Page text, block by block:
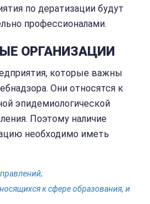
по дератизации будут
профессионалами.
ОРГАНИЗАЦИИ
которые важны
Они относятся к
эпидемиологической
Поэтому наличие
необходимо иметь
к сфере образования, и